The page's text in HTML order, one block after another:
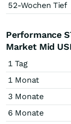
52-Wochen Tief
Performance
Market Mid
1 Tag
1 Monat
3 Monate
6 Monate